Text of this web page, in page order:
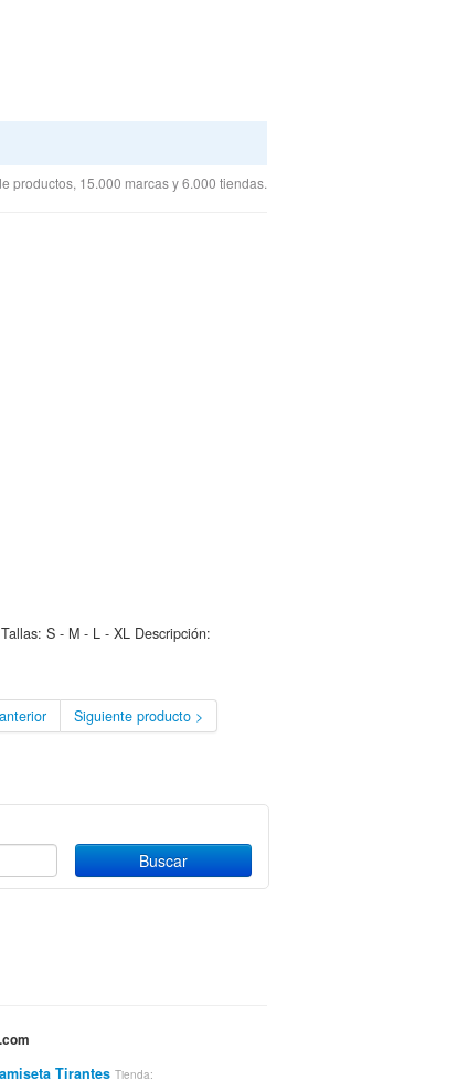
productos, 15.000 marcas y 6.000 tiendas.
S - M - L - XL Descripción:
Siguiente producto >
Tirantes Tienda: